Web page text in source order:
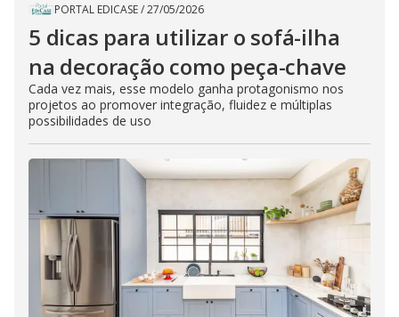
PORTAL EDICASE/27/05/2026
5 dicas para utilizar o sofá-ilha
na decoração como peça-chave
Cada vez mais, esse modelo ganha protagonismo nos
projetos ao promover integração, fluidez e múltiplas
possibilidades de uso